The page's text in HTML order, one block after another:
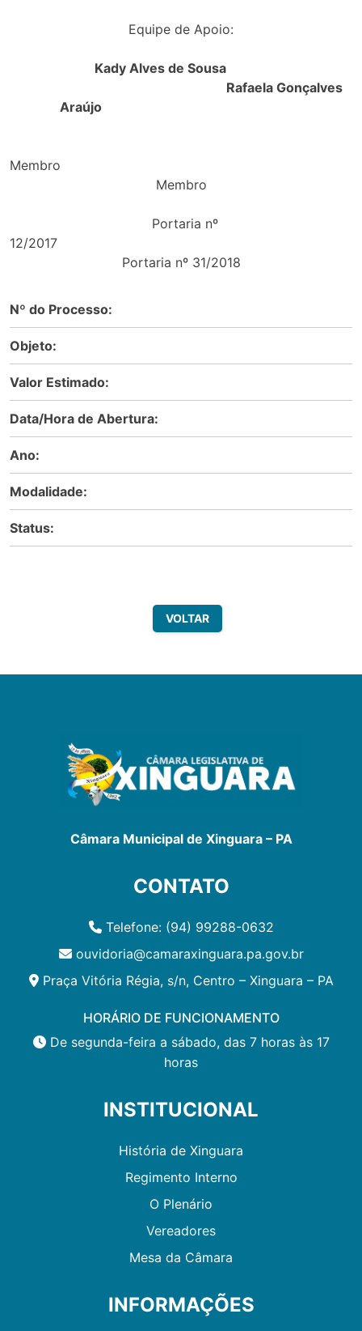
Equipe de Apoio:
Kady Alves de Sousa
Rafaela Gonçalves
Araújo
Membro
Portaria nº
12/
Portaria nº 31/2018
Nº do Processo:
Objeto:
Valor Estimado:
Data/Hora de Abertura:
Ano:
Modalidade:
Status:
VOLTAR
Câmara Municipal de Xinguara – PA
CONTATO
Telefone: (94) 99288-0632
ouvidoria@camaraxinguara.pa.gov.br
Praça Vitória Régia, s/n, Centro – Xinguara – PA
HORÁRIO DE FUNCIONAMENTO
De segunda-feira a sábado, das 7 horas às 17
horas
INSTITUCIONAL
História de Xinguara
Regimento Interno
O Plenário
Vereadores
Mesa da Câmara
INFORMAÇÕES